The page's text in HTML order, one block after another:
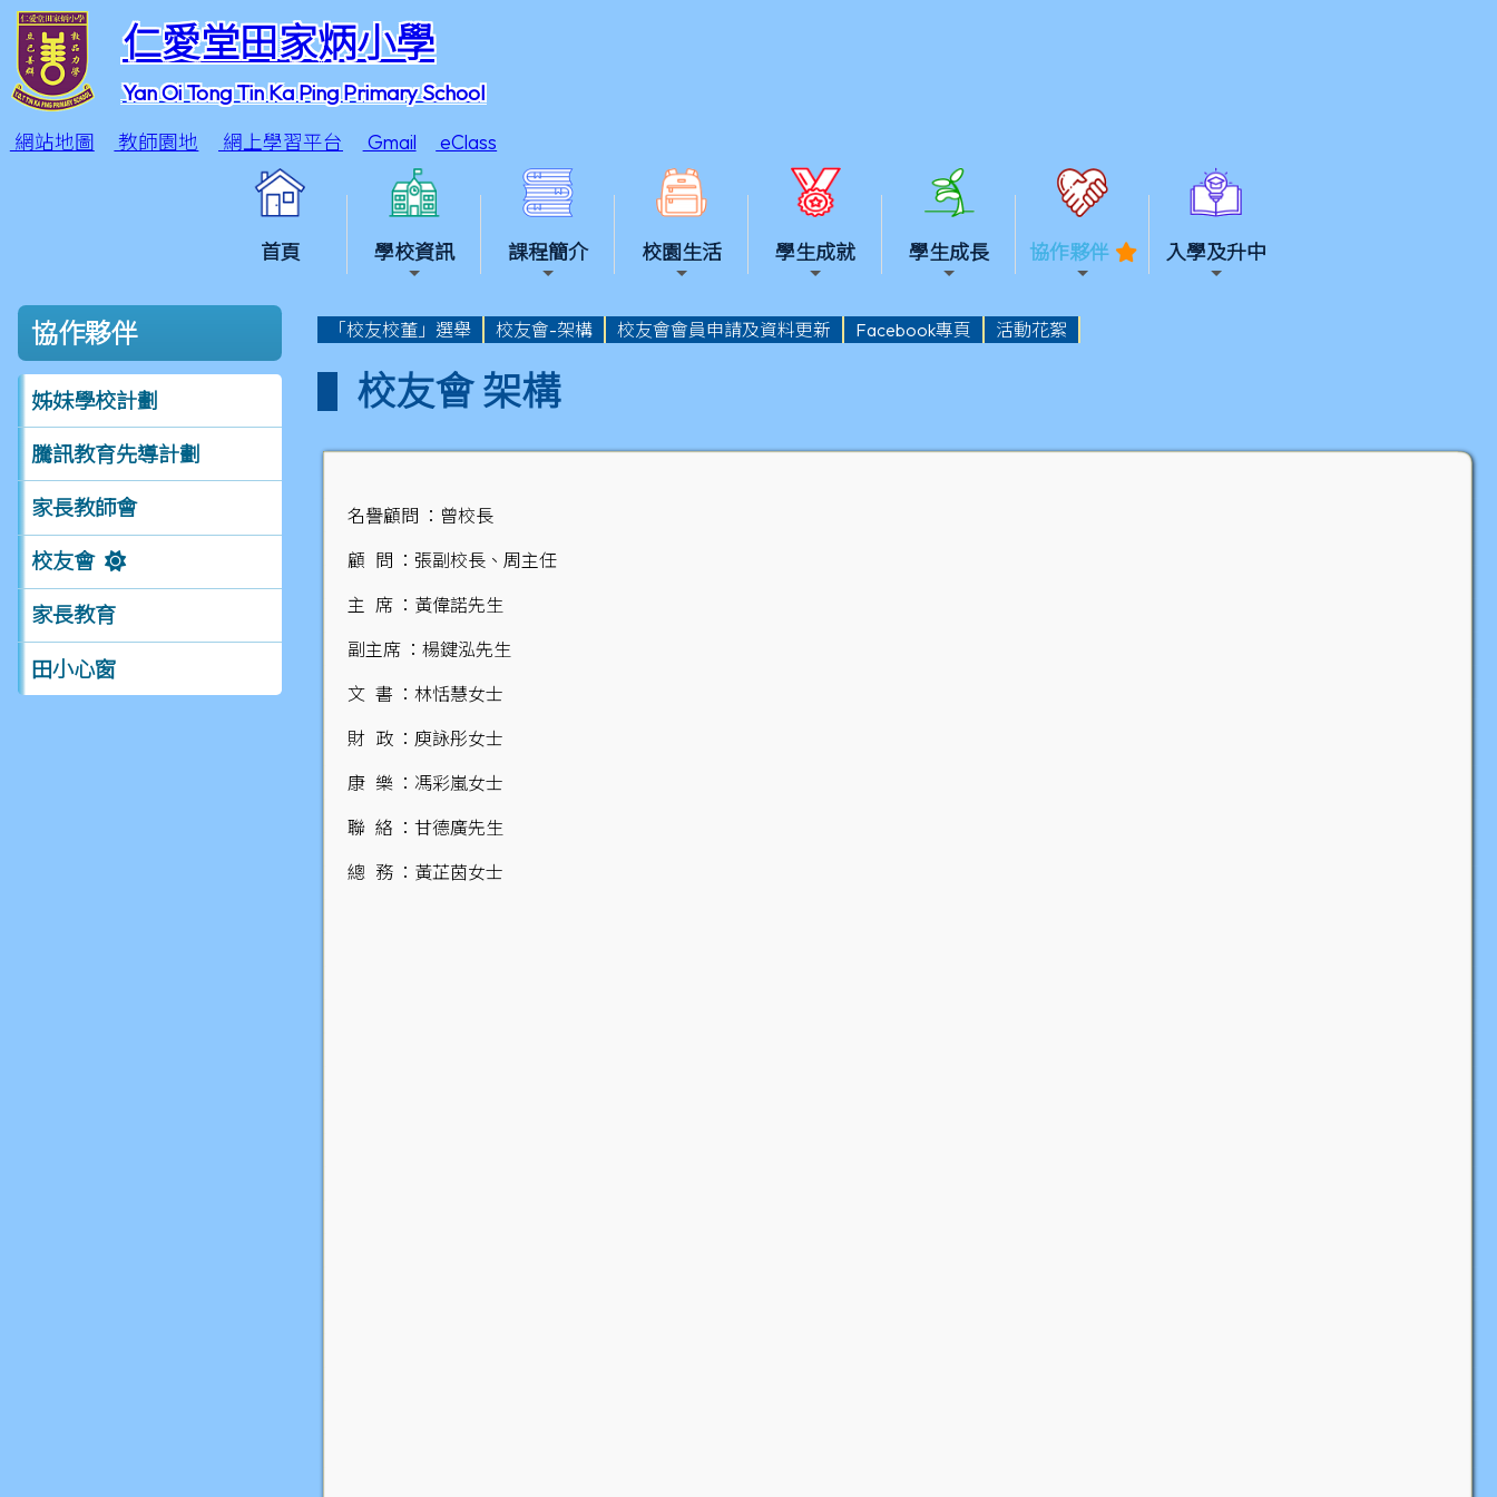
仁愛堂田家炳小學
Yan Oi Tong Tin Ka Ping Primary School
網站地圖 教師園地 網上學習平台 Gmail eClass
首頁 學校資訊 課程簡介 校園生活 學生成就 學生成長 協作夥伴 入學及升中
協作夥伴
姊妹學校計劃
騰訊教育先導計劃
家長教師會
校友會
家長教育
田小心窗
「校友校董」選舉 校友會-架構 校友會會員申請及資料更新 Facebook專頁 活動花絮
校友會 架構
名譽顧問 ：曾校長
顧 問 ：張副校長、周主任
主 席 ：黃偉諾先生
副主席 ：楊鍵泓先生
文 書 ：林恬慧女士
財 政 ：庾詠彤女士
康 樂 ：馮彩嵐女士
聯 絡 ：甘德廣先生
總 務 ：黃芷茵女士